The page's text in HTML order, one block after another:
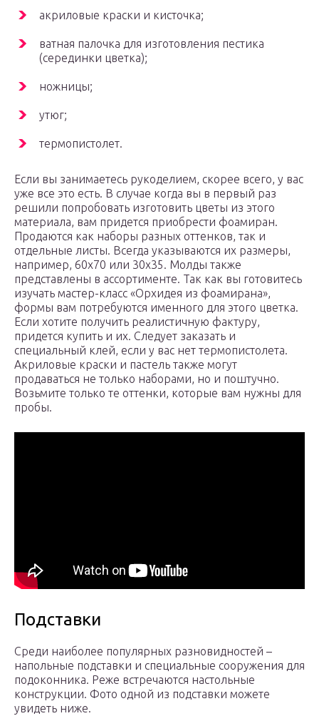
акриловые краски и кисточка;
ватная палочка для изготовления пестика
(серединки цветка);
ножницы;
утюг;
термопистолет.
Если вы занимаетесь рукоделием, скорее всего, у вас
уже все это есть. В случае когда вы в первый раз
решили попробовать изготовить цветы из этого
материала, вам придется приобрести фоамиран.
Продаются как наборы разных оттенков, так и
отдельные листы. Всегда указываются их размеры,
например, 60х70 или 30х35. Молды также
представлены в ассортименте. Так как вы готовитесь
изучать мастер-класс «Орхидея из фоамирана»,
формы вам потребуются именного для этого цветка.
Если хотите получить реалистичную фактуру,
придется купить и их. Следует заказать и
специальный клей, если у вас нет термопистолета.
Акриловые краски и пастель также могут
продаваться не только наборами, но и поштучно.
Возьмите только те оттенки, которые вам нужны для
пробы.
Подставки
Среди наиболее популярных разновидностей –
напольные подставки и специальные сооружения для
подоконника. Реже встречаются настольные
конструкции. Фото одной из подставки можете
увидеть ниже.